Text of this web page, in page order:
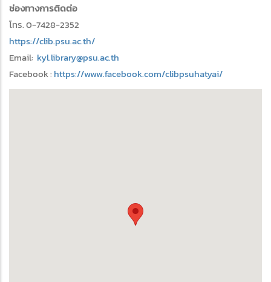
ช่องทางการติดต่อ
โทร. 0-7428-2352
https://clib.psu.ac.th/
Email: kyl.library@psu.ac.th
Facebook : https://www.facebook.com/clibpsuhatyai/